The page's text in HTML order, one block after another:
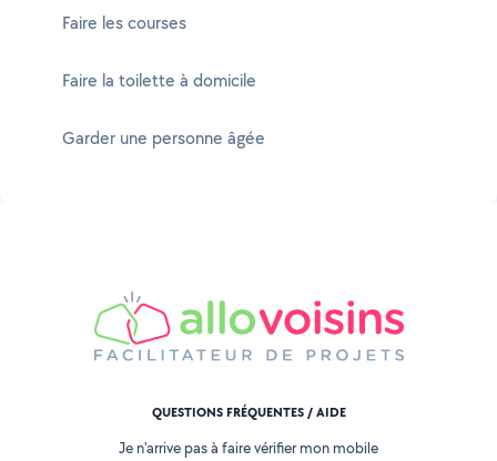
Faire les courses
Faire la toilette à domicile
Garder une personne âgée
QUESTIONS FRÉQUENTES / AIDE
Je n'arrive pas à faire vérifier mon mobile